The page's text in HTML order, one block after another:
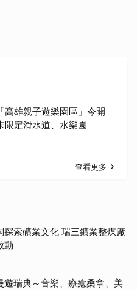
高雄親子遊樂園區」今開
定滑水道、水樂園
查看更多
探索礦業文化 瑞三鑛業整煤廠
動
遊瑞典～音樂、療癒桑拿、美